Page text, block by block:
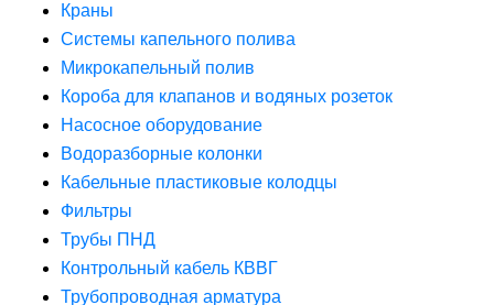
Краны
Системы капельного полива
Микрокапельный полив
Короба для клапанов и водяных розеток
Насосное оборудование
Водоразборные колонки
Кабельные пластиковые колодцы
Фильтры
Трубы ПНД
Контрольный кабель КВВГ
Трубопроводная арматура